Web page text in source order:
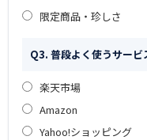
限定商品・珍しさ
Q3. 普段よく使うサービ
楽天市場
Amazon
Yahoo!ショッピング